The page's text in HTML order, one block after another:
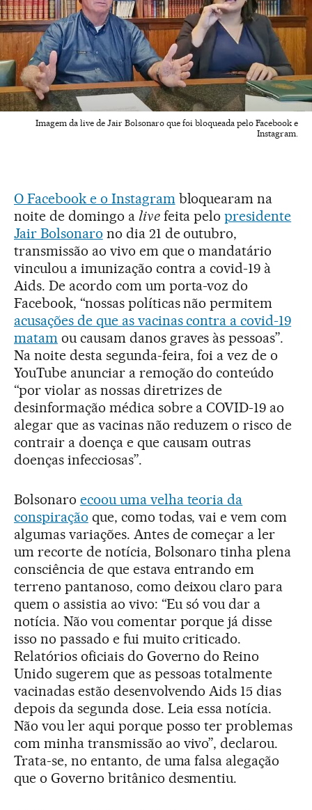
Imagem da live de Jair Bolsonaro que foi bloqueada pelo Facebook e
Instagram.
O Facebook e o Instagrambloquearam na
noite de domingo a livefeita pelopresidente
Jair Bolsonaro no dia 21 de outubro,
transmissão ao vivo em que o mandatário
vinculou a imunização contra a covid-19 à
Aids. De acordo com um porta-voz do
Facebook, “nossas políticas não permitem
acusações de que as vacinas contra a covid-19
matamou causam danos graves às pessoas”.
Na noite desta segunda-feira, foi a vez de o
YouTube anunciar a remoção do conteúdo
“por violar as nossas diretrizes de
desinformação médica sobre a COVID-19 ao
alegar que as vacinas não reduzem o risco de
contrair a doença e que causam outras
doenças infecciosas”.
Bolsonaro ecoou uma velha teoria da
conspiração que, como todas, vai e vem com
algumas variações. Antes de começar a ler
um recorte de notícia, Bolsonaro tinha plena
consciência de que estava entrando em
terreno pantanoso, como deixou claro para
quem o assistia ao vivo: “Eu só vou dar a
notícia. Não vou comentar porque já disse
isso no passado e fui muito criticado.
Relatórios oficiais do Governo do Reino
Unido sugerem que as pessoas totalmente
vacinadas estão desenvolvendo Aids 15 dias
depois da segunda dose. Leia essa notícia.
Não vou ler aqui porque posso ter problemas
com minha transmissão ao vivo”, declarou.
Trata-se, no entanto, de uma falsa alegação
que o Governo britânico desmentiu.